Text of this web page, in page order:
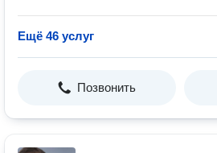
Ещё 46 услуг
Позвонить